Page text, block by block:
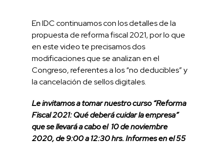
En IDC continuamos con los detalles de la
propuesta de reforma fiscal 2021, por lo que
en este video te precisamos dos
modificaciones que se analizan en el
Congreso, referentes a los “no deducibles” y
la cancelación de sellos digitales.
Le invitamos a tomar nuestro curso “Reforma
Fiscal 2021: Qué deberá cuidar la empresa”
que se llevará a cabo el 10 de noviembre
2020, de 9:00 a 12:30 hrs. Informes en el 55